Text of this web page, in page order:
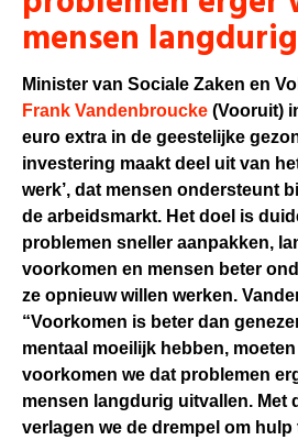
mensen
Minister van Sociale Zaken en
Frank Vandenbroucke (Vooruit)
euro extra in de geestelijke
investering maakt deel uit van
werk’, dat mensen ondersteunt
de arbeidsmarkt. Het doel is
problemen sneller aanpakken,
voorkomen en mensen beter
ze opnieuw willen werken.
“Voorkomen is beter dan
mentaal moeilijk hebben,
voorkomen we dat problemen
mensen langdurig uitvallen. Met
verlagen we de drempel om hulp